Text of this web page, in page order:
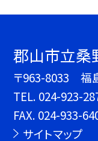
郡山市立桑
〒963-8033 福
TEL. 024-923-
FAX. 024-933-
サイトマップ